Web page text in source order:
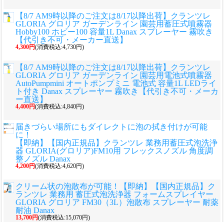
【8/7 AM9時以降のご注文は8/17以降出荷】クランツレ
GLORIA グロリア ガーデンライン 園芸用蓄圧式噴霧器
Hobby100 ホビー100 容量1L Danax スプレーヤー 霧吹き
【代引き不可・メーカー直送】
4,300円(消費税込:4,730円)
【8/7 AM9時以降のご注文は8/17以降出荷】クランツレ
GLORIA グロリア ガーデンライン 園芸用電池式噴霧器
AutoPumpmini オートポンプミニ 電池式 容量1L LEDライ
ト付き Danax スプレーヤー 霧吹き【代引き不可・メーカ
ー直送】
4,400円(消費税込:4,840円)
届きづらい場所にもダイレクトに泡の拭き付けが可能
に！
【即納】【国内正規品】クランツレ 業務用蓄圧式泡洗浄
器 GLORIA(グロリア)FM10用 フレックスノズル 角度調
整ノズル Danax
4,200円(消費税込:4,620円)
クリーム状の泡散布が可能！
【即納】【国内正規品】ク
ランツレ 業務用 蓄圧式泡洗浄器 フォームスプレイヤー
GLORIA グロリア FM30（3L）泡散布 スプレーヤー 耐薬
耐油 Danax
13,700円(消費税込:15,070円)